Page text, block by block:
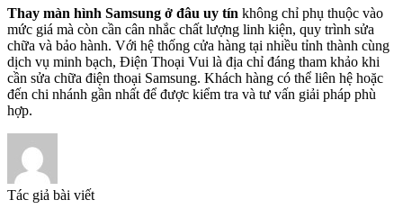
Thay màn hình Samsung ở đâu uy tín không chỉ phụ thuộc vào
mức giá mà còn cần cân nhắc chất lượng linh kiện, quy trình sửa
chữa và bảo hành. Với hệ thống cửa hàng tại nhiều tỉnh thành cùng
dịch vụ minh bạch, Điện Thoại Vui là địa chỉ đáng tham khảo khi
cần sửa chữa điện thoại Samsung. Khách hàng có thể liên hệ hoặc
đến chi nhánh gần nhất để được kiểm tra và tư vấn giải pháp phù
hợp.
Tác giả bài viết